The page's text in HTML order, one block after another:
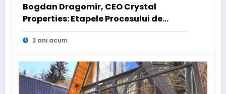
Bogdan Dragomir, CEO Crystal
Properties: Etapele Procesului de
Vânzare pentru Achiziționarea unui
Apartament în Ansamblurile Noastre
2 ani acum